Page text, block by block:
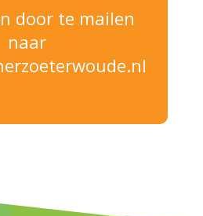
door te mailen
naar